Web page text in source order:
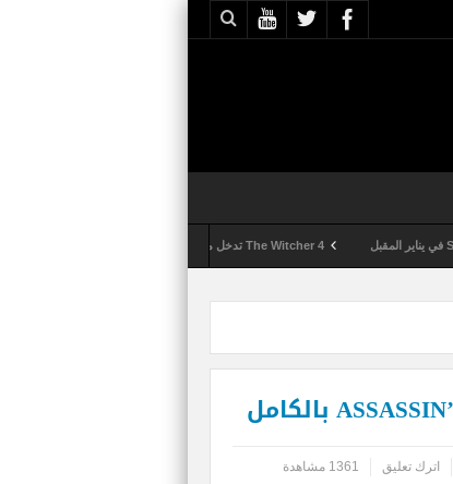
The Witcher 4 تدخل مرحلة الإنتاج الكامل
اترك تعليق 1361 مشاهدة